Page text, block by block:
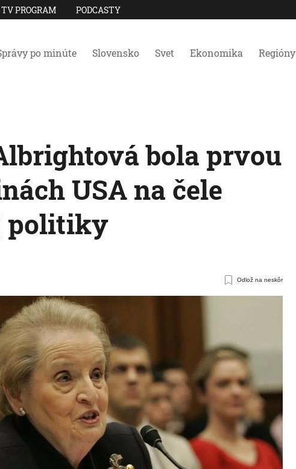
TV PROGRAM PODCASTY
po minúte Slovensko Svet Ekonomika Regióny
bola prvou
USA na čele
politiky
Odlož na neskôr